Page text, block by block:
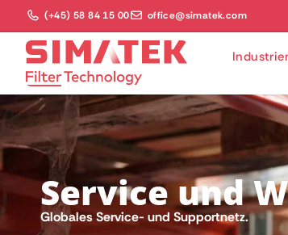
(+45) 58 84 15 00 office@simatek.com
Service und
Globales Service- und Supportnetz.